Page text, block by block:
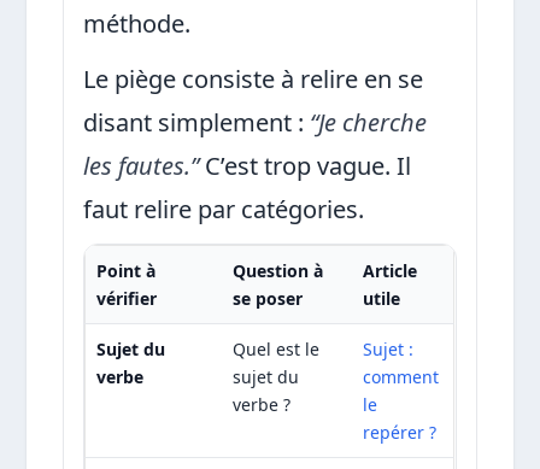
méthode.
Le piège consiste à relire en se
disant simplement : “Je cherche
les fautes.”C’est trop vague. Il
faut relire par catégories.
Point à
vérifier
Question à
se poser
Article
utile
Sujet du
verbe
Quel est le
sujet du
verbe ?
Sujet :
comment
le
repérer ?